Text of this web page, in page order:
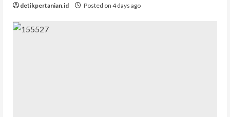
detikpertanian.id Posted on 4 days ago